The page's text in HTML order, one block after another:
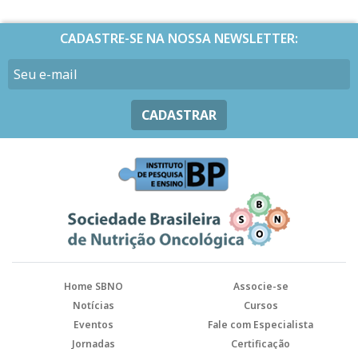
CADASTRE-SE NA NOSSA NEWSLETTER:
CADASTRAR
Home SBNO
Associe-se
Notícias
Cursos
Eventos
Fale com Especialista
Jornadas
Certificação